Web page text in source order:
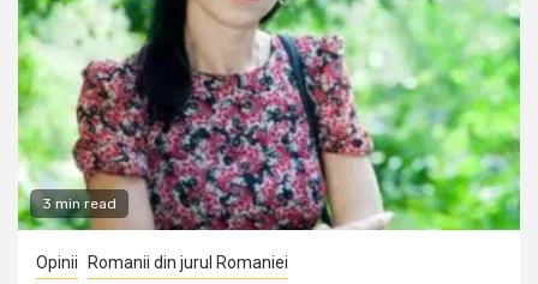
3 min read
Opinii Romanii din jurul Romaniei